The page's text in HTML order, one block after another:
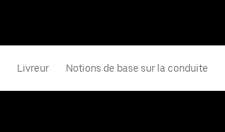
Livreur Notions de base sur la conduite